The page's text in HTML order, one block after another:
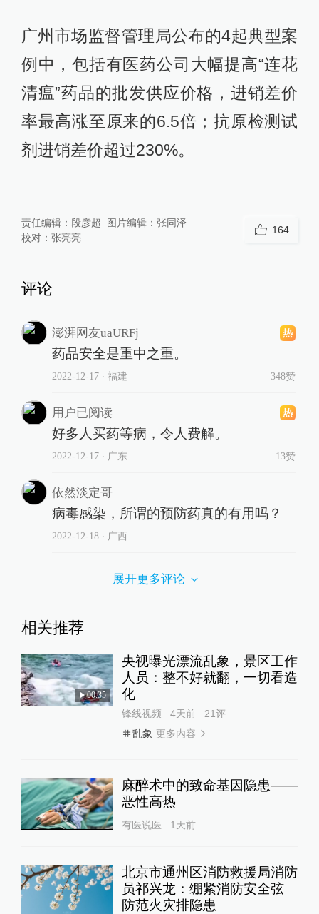
广州市场监督管理局公布的4起典型案
例中，包括有医药公司大幅提高“连花
清瘟”药品的批发供应价格，进销差价
率最高涨至原来的6.5倍；抗原检测试
剂进销差价超过230%。
责任编辑： 段彦超 图片编辑： 张同泽
校对： 张亮亮
164
评论
澎湃网友uaURFj
药品安全是重中之重。
2022-12-17∙ 福建 348赞
用户已阅读
好多人买药等病，令人费解。
2022-12-17∙ 广东 13赞
依然淡定哥
病毒感染，所谓的预防药真的有用吗？
2022-12-18∙ 广西
展开更多评论
相关推荐
00:35
央视曝光漂流乱象，景区工作
人员：整不好就翻，一切看造
化
锋线视频 4天前 21评
乱象 更多内容
麻醉术中的致命基因隐患——
恶性高热
有医说医 1天前
北京市通州区消防救援局消防
员祁兴龙：绷紧消防安全弦
防范火灾排隐患